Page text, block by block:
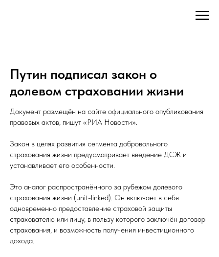
Путин подписал закон о
долевом страховании жизни
Документ размещён на сайте официального опубликования
правовых актов, пишут «РИА Новости».
Закон в целях развития сегмента добровольного
страхования жизни предусматривает введение ДСЖ и
устанавливает его особенности.
Это аналог распространённого за рубежом долевого
страхования жизни (unit-linked). Он включает в себя
одновременно предоставление страховой защиты
страхователю или лицу, в пользу которого заключён договор
страхования, и возможность получения инвестиционного
дохода.